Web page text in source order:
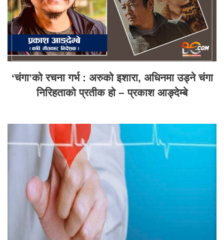
‘चंगा’को रचना गर्भ : अरुको इशारा, अधिनमा उड्ने चंगा
निरिहताको प्रतीक हो – प्रकाश आङ्देम्बे